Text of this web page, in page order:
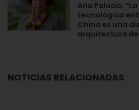
Ana Palacio:
tecnológica
China es una
arquitectura del
NOTICIAS RELACIONADAS